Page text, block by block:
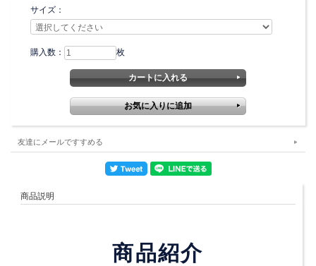
サイズ：
購入数： 枚
友達にメールですすめる
商品説明
商品紹介